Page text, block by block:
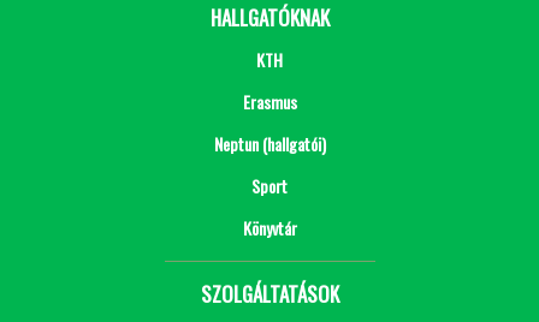
HALLGATÓKNAK
KTH
Erasmus
Neptun (hallgatói)
Sport
Könyvtár
SZOLGÁLTATÁSOK